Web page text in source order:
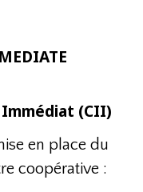
(CII)
en place du
coopérative :